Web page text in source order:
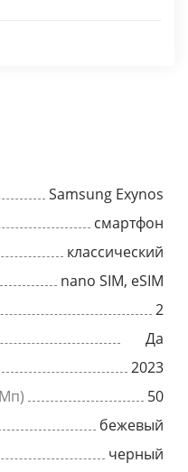
Samsung Exynos
смартфон
классический
nano SIM, eSIM
2
Да
2023
50
бежевый
черный